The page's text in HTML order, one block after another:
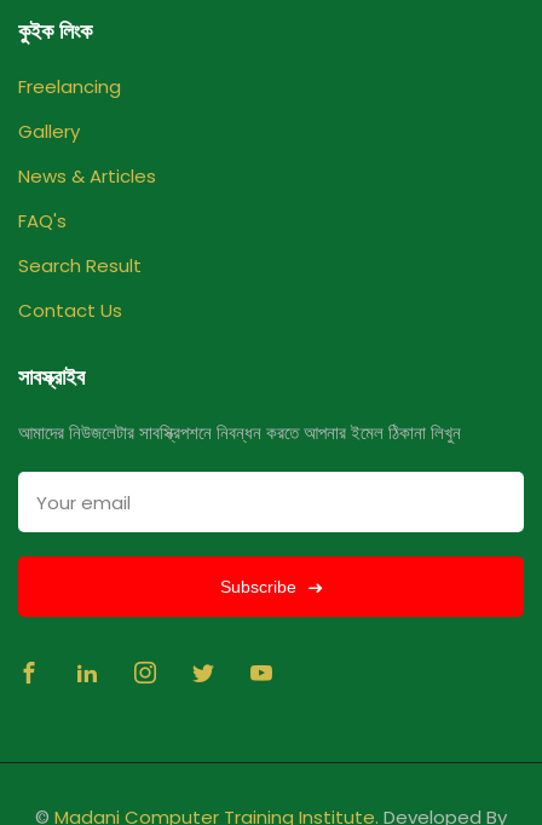
কুইক লিংক
Freelancing
Gallery
News & Articles
FAQ's
Search Result
Contact Us
সাবস্ক্রাইব
আমাদের নিউজলেটার সাবস্ক্রিপশনে নিবন্ধন করতে আপনার ইমেল ঠিকানা লিখুন
Subscribe
© Madani Computer Training Institute. Developed By